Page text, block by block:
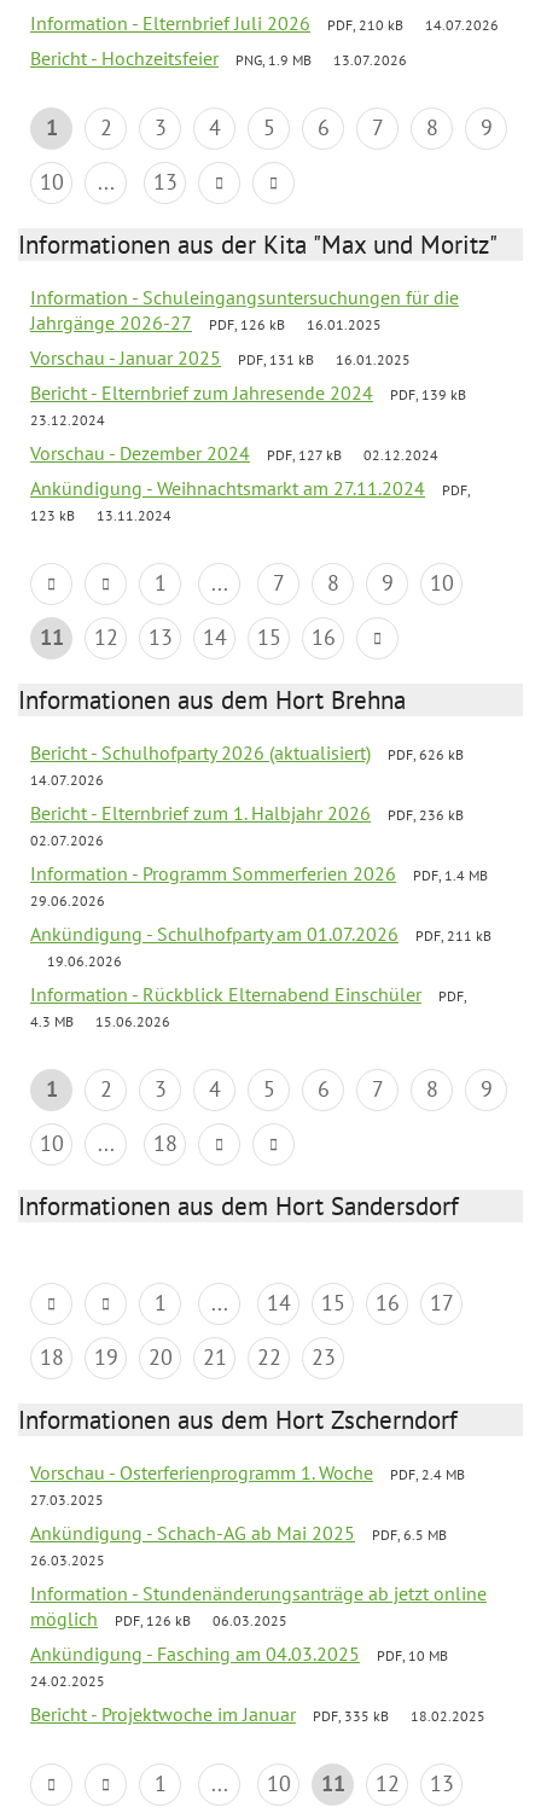
Information - Elternbrief Juli 2026 PDF, 210 kB 14.07.2026
Bericht - Hochzeitsfeier PNG, 1.9 MB 13.07.2026
1 2 3 4 5 6 7 8
9
10
... 13
Informationen aus der Kita "Max und Moritz"
Information - Schuleingangsuntersuchungen für die
Jahrgänge 2026-27
PDF, 126 kB 16.01.2025
Vorschau - Januar 2025 PDF, 131 kB 16.01.2025
Bericht - Elternbrief zum Jahresende 2024
PDF, 139 kB
23.12.2024
Vorschau - Dezember 2024 PDF, 127 kB 02.12.2024
Ankündigung - Weihnachtsmarkt am 27.11.2024
PDF,
123 kB
13.11.2024
1 ... 7 8 9
10
11
12 13 14 15 16
Informationen aus dem Hort Brehna
Bericht - Schulhofparty 2026 (aktualisiert)
PDF, 626 kB
14.07.2026
Bericht - Elternbrief zum 1. Halbjahr 2026
PDF, 236 kB
02.07.2026
Information - Programm Sommerferien 2026
PDF, 1.4 MB
29.06.2026
Ankündigung - Schulhofparty am 01.07.2026
PDF, 211 kB
19.06.2026
Information - Rückblick Elternabend Einschüler
PDF,
4.3 MB
15.06.2026
1 2 3 4 5 6 7 8
9
10
... 18
Informationen aus dem Hort Sandersdorf
1 ... 14 15 16
17
18
19 20 21 22 23
Informationen aus dem Hort Zscherndorf
Vorschau - Osterferienprogramm 1. Woche
PDF, 2.4 MB
27.03.2025
Ankündigung - Schach-AG ab Mai 2025
PDF, 6.5 MB
26.03.2025
Information - Stundenänderungsanträge ab jetzt online
möglich
PDF, 126 kB 06.03.2025
Ankündigung - Fasching am 04.03.2025
PDF, 10 MB
24.02.2025
Bericht - Projektwoche im Januar PDF, 335 kB 18.02.2025
1 ... 10 11 12
13